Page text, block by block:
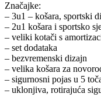
Značajke:
– 3u1 – košara, sportski
– 2u1 košara i sportsko
– veliki kotači s
– set dodataka
– bezvremenski dizajn
– velika košara za
– sigurnosni pojas u 5
– uklonjiva, rotirajuća